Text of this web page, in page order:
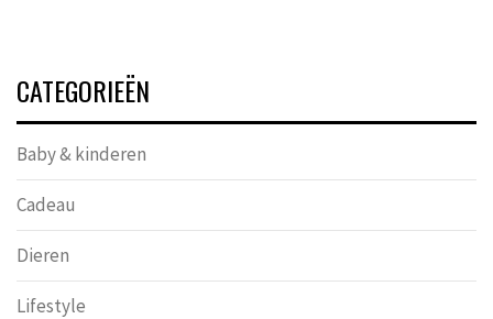
CATEGORIEËN
Baby & kinderen
Cadeau
Dieren
Lifestyle